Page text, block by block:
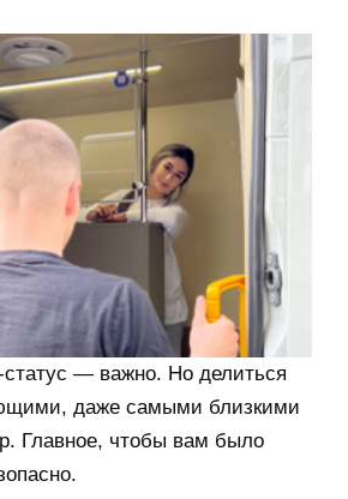
— важно. Но делиться
даже самыми близкими
Главное, чтобы вам было